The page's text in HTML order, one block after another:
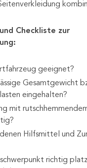
Checkliste zur
geeignet?
Gesamtgewicht
eingehalten?
mit
Hilfsmittel und
richtig